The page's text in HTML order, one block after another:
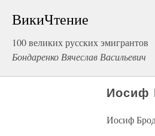
ВикиЧтение
100 великих русских эмигрантов
Бондаренко Вячеслав Васильевич
Иосиф
Иосиф